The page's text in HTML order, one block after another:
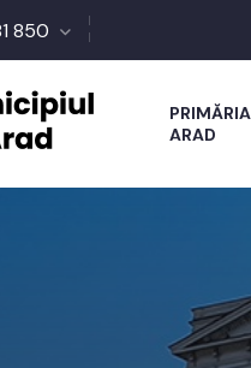
850
PRIMĂRIA
ARAD